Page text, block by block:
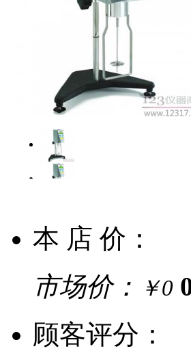
本 店 价：
市场价：
￥0
顾客评分：